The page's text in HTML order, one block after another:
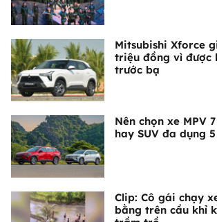
Mitsubishi Xforce
triệu đồng vì được
trước bạ
Nên chọn xe MPV
hay SUV đa dụng
Clip: Cô gái chạy
bằng trên cầu khỉ